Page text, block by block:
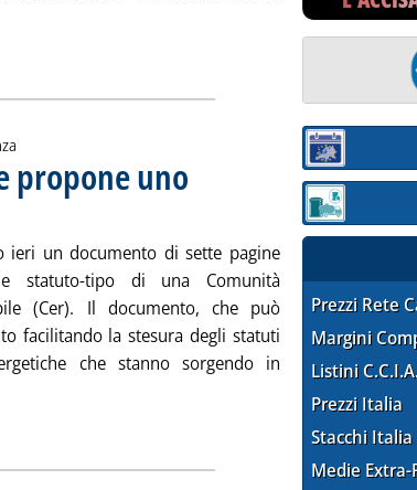
la notizia: 'Tutti i numeri sul fotovoltaico'
propone uno
12.55.
ieri un documento di sette pagine
statuto-tipo di una Comunità
(Cer). Il documento, che può
facilitando la stesura degli statuti
che stanno sorgendo in
Sezione:
Sezione:
Prezzi Rete
Margini
Listini
Prezzi Italia
Stacchi Italia
Medie Extra-